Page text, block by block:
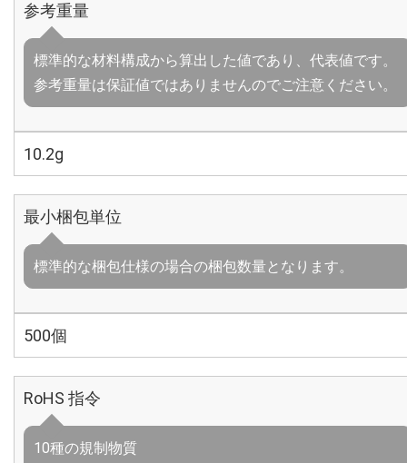
参考重量
標準的な材料構成から算出した値であり、代表値です。
参考重量は保証値ではありませんのでご注意ください。
10.2g
最小梱包単位
標準的な梱包仕様の場合の梱包数量となります。
500個
RoHS 指令
10種の規制物質